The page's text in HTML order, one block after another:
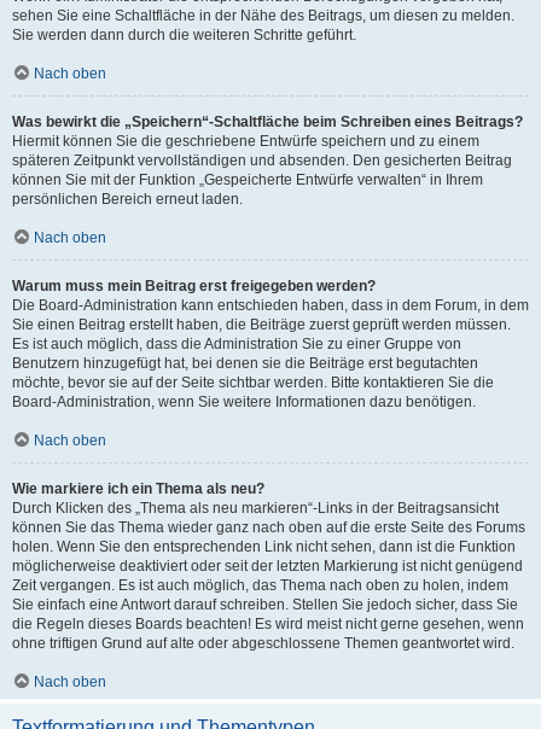
sehen Sie eine Schaltfläche in der Nähe des Beitrags, um diesen zu melden.
Sie werden dann durch die weiteren Schritte geführt.
Nach oben
Was bewirkt die „Speichern“-Schaltfläche beim Schreiben eines Beitrags?
Hiermit können Sie die geschriebene Entwürfe speichern und zu einem
späteren Zeitpunkt vervollständigen und absenden. Den gesicherten Beitrag
können Sie mit der Funktion „Gespeicherte Entwürfe verwalten“ in Ihrem
persönlichen Bereich erneut laden.
Nach oben
Warum muss mein Beitrag erst freigegeben werden?
Die Board-Administration kann entschieden haben, dass in dem Forum, in dem
Sie einen Beitrag erstellt haben, die Beiträge zuerst geprüft werden müssen.
Es ist auch möglich, dass die Administration Sie zu einer Gruppe von
Benutzern hinzugefügt hat, bei denen sie die Beiträge erst begutachten
möchte, bevor sie auf der Seite sichtbar werden. Bitte kontaktieren Sie die
Board-Administration, wenn Sie weitere Informationen dazu benötigen.
Nach oben
Wie markiere ich ein Thema als neu?
Durch Klicken des „Thema als neu markieren“-Links in der Beitragsansicht
können Sie das Thema wieder ganz nach oben auf die erste Seite des Forums
holen. Wenn Sie den entsprechenden Link nicht sehen, dann ist die Funktion
möglicherweise deaktiviert oder seit der letzten Markierung ist nicht genügend
Zeit vergangen. Es ist auch möglich, das Thema nach oben zu holen, indem
Sie einfach eine Antwort darauf schreiben. Stellen Sie jedoch sicher, dass Sie
die Regeln dieses Boards beachten! Es wird meist nicht gerne gesehen, wenn
ohne triftigen Grund auf alte oder abgeschlossene Themen geantwortet wird.
Nach oben